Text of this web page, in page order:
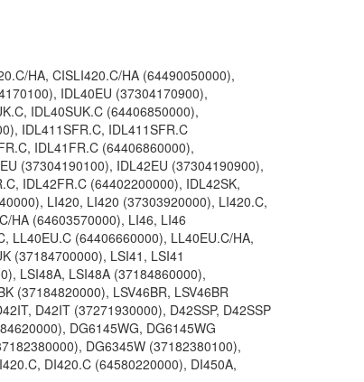
HA, CISLI420.C/HA (64490050000),
IDL40EU (37304170900),
IDL40SUK.C (64406850000),
IDL411SFR.C, IDL411SFR.C
IDL41FR.C (64406860000),
(37304190100), IDL42EU (37304190900),
IDL42FR.C (64402200000), IDL42SK,
LI420, LI420 (37303920000), LI420.C,
HA (64603570000), LI46, LI46
LL40EU.C (64406660000), LL40EU.C/HA,
(37184700000), LSI41, LSI41
LSI48A, LSI48A (37184860000),
(37184820000), LSV46BR, LSV46BR
D42IT (37271930000), D42SSP, D42SSP
DG6145WG, DG6145WG
DG6345W (37182380100),
DI420.C (64580220000), DI450A,